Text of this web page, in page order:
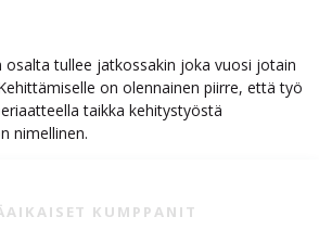
osalta tullee jatkossakin joka vuosi jotain
on olennainen piirre, että työ
taikka kehitystyöstä
nimellinen.
TOISEEN MUKANA